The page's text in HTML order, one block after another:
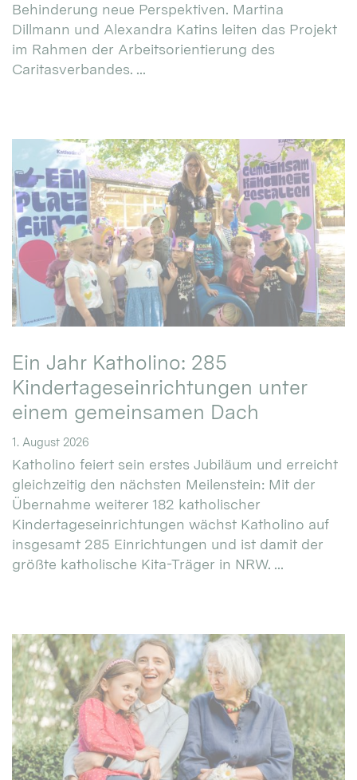
Behinderung neue Perspektiven. Martina
Dillmann und Alexandra Katins leiten das Projekt
im Rahmen der Arbeitsorientierung des
Caritasverbandes. ...
Ein Jahr Katholino: 285
Kindertageseinrichtungen unter
einem gemeinsamen Dach
1. August 2026
Katholino feiert sein erstes Jubiläum und erreicht
gleichzeitig den nächsten Meilenstein: Mit der
Übernahme weiterer 182 katholischer
Kindertageseinrichtungen wächst Katholino auf
insgesamt 285 Einrichtungen und ist damit der
größte katholische Kita-Träger in NRW. ...